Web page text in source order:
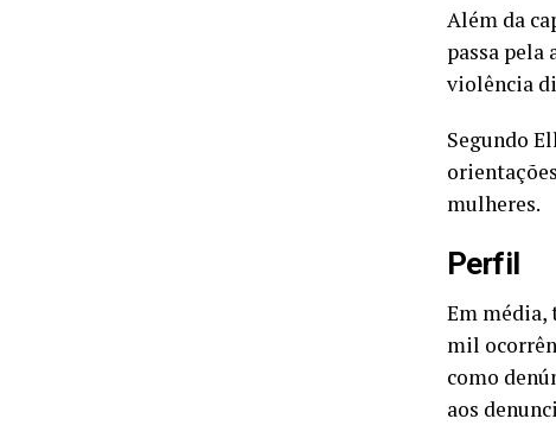
Além da
passa
violência
Segundo
mulheres.
Perfil
Em média,
mil
como
aos